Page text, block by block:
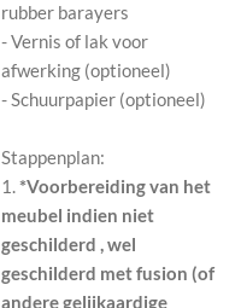
rubber barayers
- Vernis of lak voor
afwerking (optioneel)
- Schuurpapier (optioneel)
Stappenplan:
1.*Voorbereiding van het
meubel indien niet
geschilderd , wel
geschilderd met fusion (of
andere gelijkaardige